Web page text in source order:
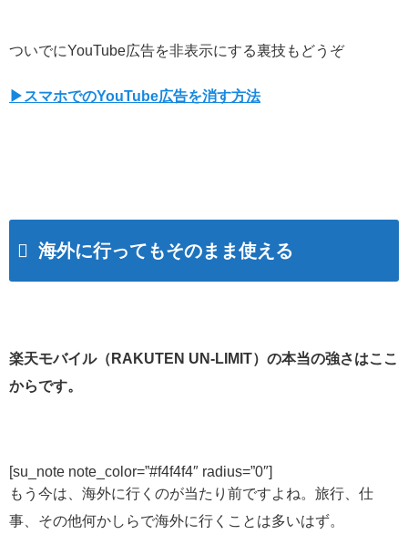
ついでにYouTube広告を非表示にする裏技もどうぞ
▶スマホでのYouTube広告を消す方法
海外に行ってもそのまま使える
楽天モバイル（RAKUTEN UN-LIMIT）の本当の強さはここ
からです。
[su_note note_color=”#f4f4f4″ radius=”0″]
もう今は、海外に行くのが当たり前ですよね。旅行、仕
事、その他何かしらで海外に行くことは多いはず。